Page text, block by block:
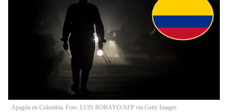
Apagón en Colombia. Foto: LUIS ROBAYO/AFP via Getty Images.